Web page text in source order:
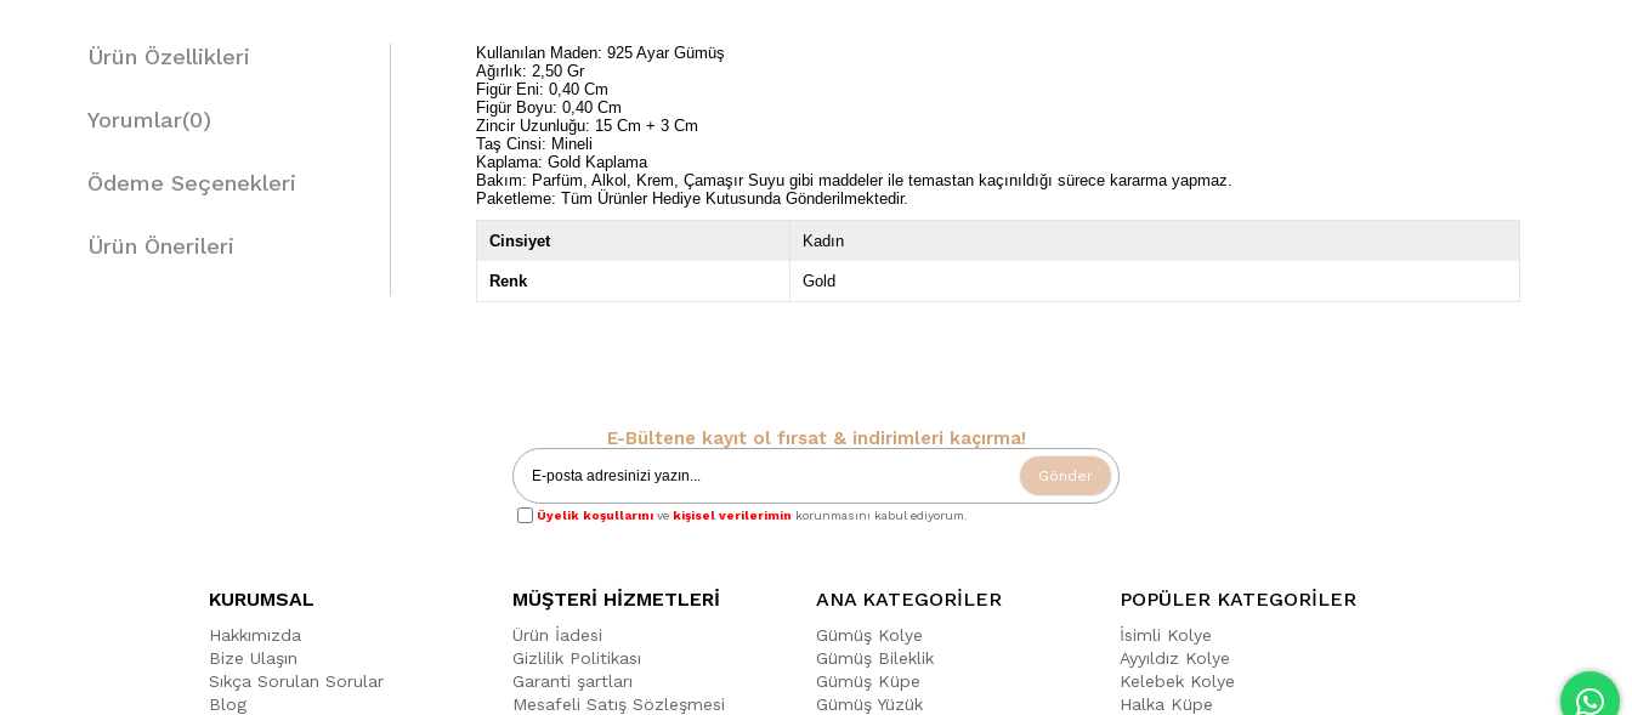
Ürün Özellikleri
Yorumlar(0)
Ödeme Seçenekleri
Ürün Önerileri
Kullanılan Maden: 925 Ayar Gümüş
Ağırlık: 2,50 Gr
Figür Eni: 0,40 Cm
Figür Boyu: 0,40 Cm
Zincir Uzunluğu: 15 Cm + 3 Cm
Taş Cinsi: Mineli
Kaplama: Gold Kaplama
Bakım: Parfüm, Alkol, Krem, Çamaşır Suyu gibi maddeler ile temastan kaçınıldığı sürece kararma yapmaz.
Paketleme: Tüm Ürünler Hediye Kutusunda Gönderilmektedir.
Cinsiyet Kadın
Renk Gold
E-Bültene kayıt ol fırsat & indirimleri kaçırma!
Gönder
Üyelik koşullarını ve kişisel verilerimin korunmasını kabul ediyorum.
KURUMSAL
Hakkımızda
Bize Ulaşın
Sıkça Sorulan Sorular
Blog
MÜŞTERİ HİZMETLERİ
Ürün İadesi
Gizlilik Politikası
Garanti şartları
Mesafeli Satış Sözleşmesi
ANA KATEGORİLER
Gümüş Kolye
Gümüş Bileklik
Gümüş Küpe
Gümüş Yüzük
POPÜLER KATEGORİLER
İsimli Kolye
Ayyıldız Kolye
Kelebek Kolye
Halka Küpe